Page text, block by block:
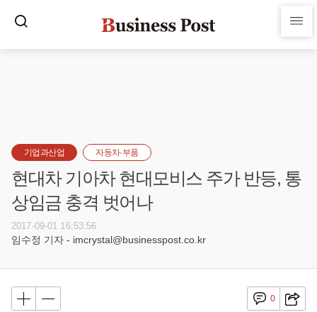
기업과산업 자동차·부품
현대차 기아차 현대모비스 주가 반등, 통
상임금 충격 벗어나
2017-09-01 16:53:56
임수정 기자 - imcrystal@businesspost.co.kr
0